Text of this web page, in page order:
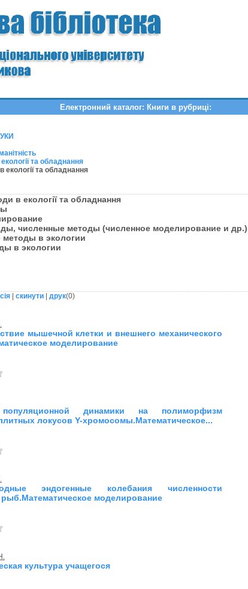
Електронний каталог: Книги в рубриці:
та обладнання
екології та обладнання
в екології та обладнання
численные методы (численное моделирование и др.)
методы в экологии
в экологии
| скинути| друк(0)
мышечной клетки и внешнего механического
моделирование
динамики на полиморфизм
локусов Y-хромосомы.Математическое...
эндогенные колебания численности
моделирование
культура учащегося